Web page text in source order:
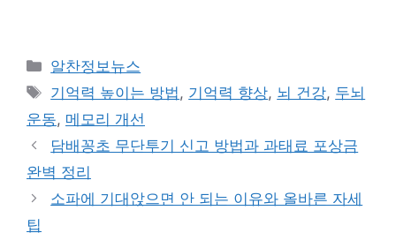
카
테
리
알찬정보뉴스
태
그
기억력 높이는 방법, 기억력 향상, 뇌 건강, 두뇌
운동, 메모리 개선
담배꽁초 무단투기 신고 방법과 과태료 포상금
완벽 정리
소파에 기대앉으면 안 되는 이유와 올바른 자세
팁